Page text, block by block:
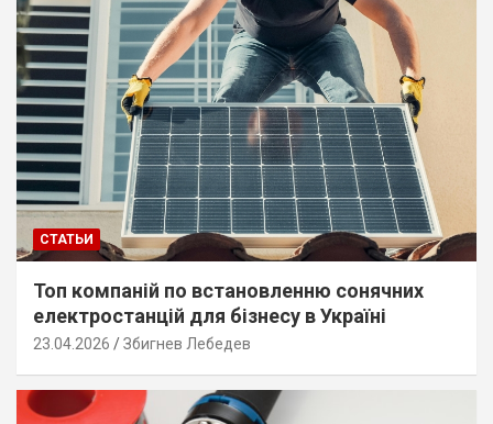
СТАТЬИ
Топ компаній по встановленню сонячних
електростанцій для бізнесу в Україні
23.04.2026 Збигнев Лебедев